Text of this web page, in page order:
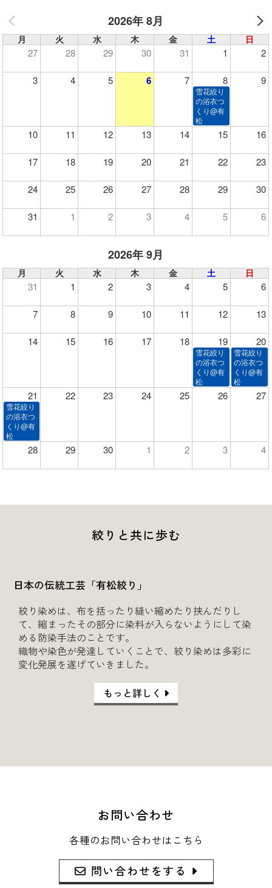
2026年 8月
月 火 水 木 金 土 日
27 28 29 30 31 1 2
3 4 5 6 7 8 9
雪花絞り
の浴衣つ
くり@有
松
10 11 12 13 14 15 16
17 18 19 20 21 22 23
24 25 26 27 28 29 30
31 1 2 3 4 5 6
2026年 9月
月 火 水 木 金 土 日
31 1 2 3 4 5 6
7 8 9 10 11 12 13
14 15 16 17 18 19 20
雪花絞り
の浴衣つ
くり@有
松
雪花絞り
の浴衣つ
くり@有
松
21 22 23 24 25 26 27
雪花絞り
の浴衣つ
くり@有
松
28 29 30 1 2 3 4
絞りと共に歩む
日本の伝統工芸「有松絞り」
絞り染めは、布を括ったり縫い縮めたり挟んだりし
て、縮まったその部分に染料が入らないようにして染
める防染手法のことです。
織物や染色が発達していくことで、絞り染めは多彩に
変化発展を遂げていきました。
もっと詳しく
お問い合わせ
各種のお問い合わせはこちら
問い合わせをする